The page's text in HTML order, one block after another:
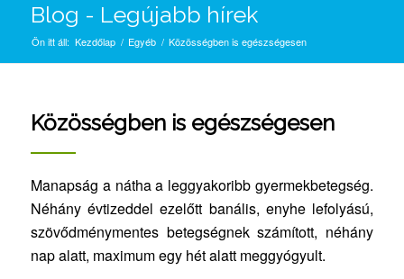
Blog - Legújabb hírek
Ön itt áll: Kezdőlap / Egyéb / Közösségben is egészségesen
Közösségben is egészségesen
Manapság a nátha a leggyakoribb gyermekbetegség.
Néhány évtizeddel ezelőtt banális, enyhe lefolyású,
szövődménymentes betegségnek számított, néhány
nap alatt, maximum egy hét alatt meggyógyult.